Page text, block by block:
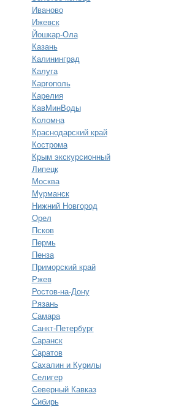
Иваново
Ижевск
Йошкар-Ола
Казань
Калининград
Калуга
Каргополь
Карелия
КавМинВоды
Коломна
Краснодарский край
Кострома
Крым экскурсионный
Липецк
Москва
Мурманск
Нижний Новгород
Орел
Псков
Пермь
Пенза
Приморский край
Ржев
Ростов-на-Дону
Рязань
Самара
Санкт-Петербург
Саранск
Саратов
Сахалин и Курилы
Селигер
Северный Кавказ
Сибирь